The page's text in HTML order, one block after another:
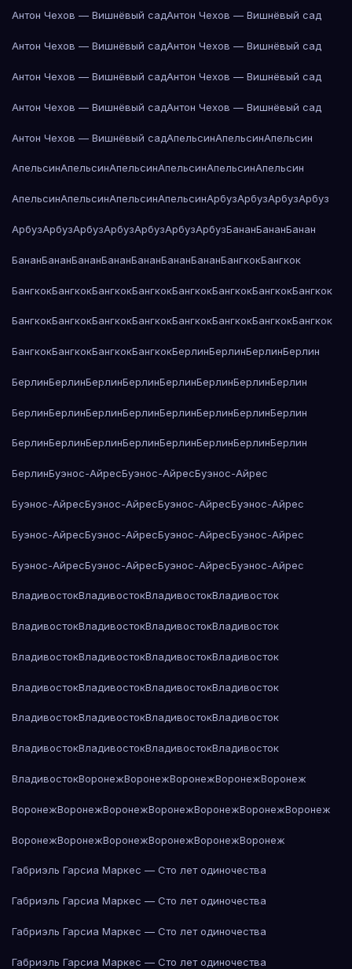
Антон Чехов — Вишнёвый садАнтон Чехов — Вишнёвый сад
Антон Чехов — Вишнёвый садАнтон Чехов — Вишнёвый сад
Антон Чехов — Вишнёвый садАнтон Чехов — Вишнёвый сад
Антон Чехов — Вишнёвый садАнтон Чехов — Вишнёвый сад
Антон Чехов — Вишнёвый садАпельсинАпельсинАпельсин
АпельсинАпельсинАпельсинАпельсинАпельсинАпельсин
АпельсинАпельсинАпельсинАпельсинАрбузАрбузАрбузАрбуз
АрбузАрбузАрбузАрбузАрбузАрбузАрбузБананБананБанан
БананБананБананБананБананБананБананБангкокБангкок
БангкокБангкокБангкокБангкокБангкокБангкокБангкокБангкок
БангкокБангкокБангкокБангкокБангкокБангкокБангкокБангкок
БангкокБангкокБангкокБангкокБерлинБерлинБерлинБерлин
БерлинБерлинБерлинБерлинБерлинБерлинБерлинБерлин
БерлинБерлинБерлинБерлинБерлинБерлинБерлинБерлин
БерлинБерлинБерлинБерлинБерлинБерлинБерлинБерлин
БерлинБуэнос-АйресБуэнос-АйресБуэнос-Айрес
Буэнос-АйресБуэнос-АйресБуэнос-АйресБуэнос-Айрес
Буэнос-АйресБуэнос-АйресБуэнос-АйресБуэнос-Айрес
Буэнос-АйресБуэнос-АйресБуэнос-АйресБуэнос-Айрес
ВладивостокВладивостокВладивостокВладивосток
ВладивостокВладивостокВладивостокВладивосток
ВладивостокВладивостокВладивостокВладивосток
ВладивостокВладивостокВладивостокВладивосток
ВладивостокВладивостокВладивостокВладивосток
ВладивостокВладивостокВладивостокВладивосток
ВладивостокВоронежВоронежВоронежВоронежВоронеж
ВоронежВоронежВоронежВоронежВоронежВоронежВоронеж
ВоронежВоронежВоронежВоронежВоронежВоронеж
Габриэль Гарсиа Маркес — Сто лет одиночества
Габриэль Гарсиа Маркес — Сто лет одиночества
Габриэль Гарсиа Маркес — Сто лет одиночества
Габриэль Гарсиа Маркес — Сто лет одиночества